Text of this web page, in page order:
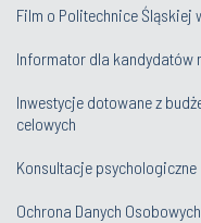
Film o Politechnice Śląskiej
Informator dla kandydatów
Inwestycje dotowane z
celowych
Konsultacje psychologiczne
Ochrona Danych Osobowych